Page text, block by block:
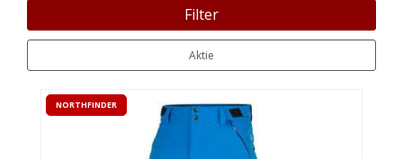
Filter
Aktie
NORTHFINDER